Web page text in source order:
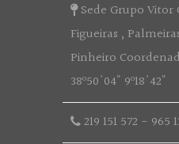
Sede Grupo Vitor
Figueiras ,
Pinheiro
38º50'04" 9º18'42"
219 151 572 - 965